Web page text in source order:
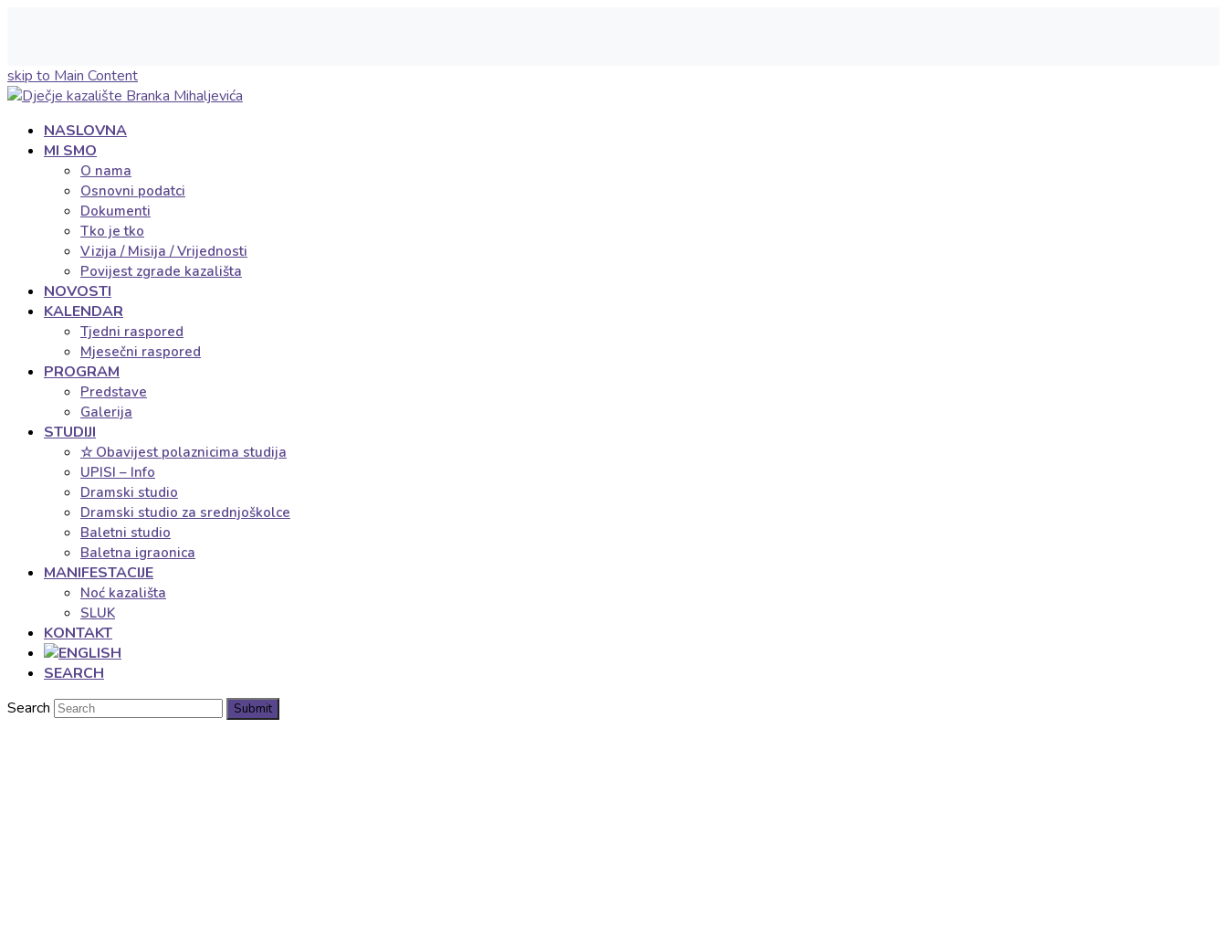
skip to Main Content
NASLOVNA
MI SMO
O nama
Osnovni podatci
Dokumenti
Tko je tko
Vizija / Misija / Vrijednosti
Povijest zgrade kazališta
NOVOSTI
KALENDAR
Tjedni raspored
Mjesečni raspored
PROGRAM
Predstave
Galerija
STUDIJI
☆ Obavijest polaznicima studija
UPISI – Info
Dramski studio
Dramski studio za srednjoškolce
Baletni studio
Baletna igraonica
MANIFESTACIJE
Noć kazališta
SLUK
KONTAKT
SEARCH
Search
Submit